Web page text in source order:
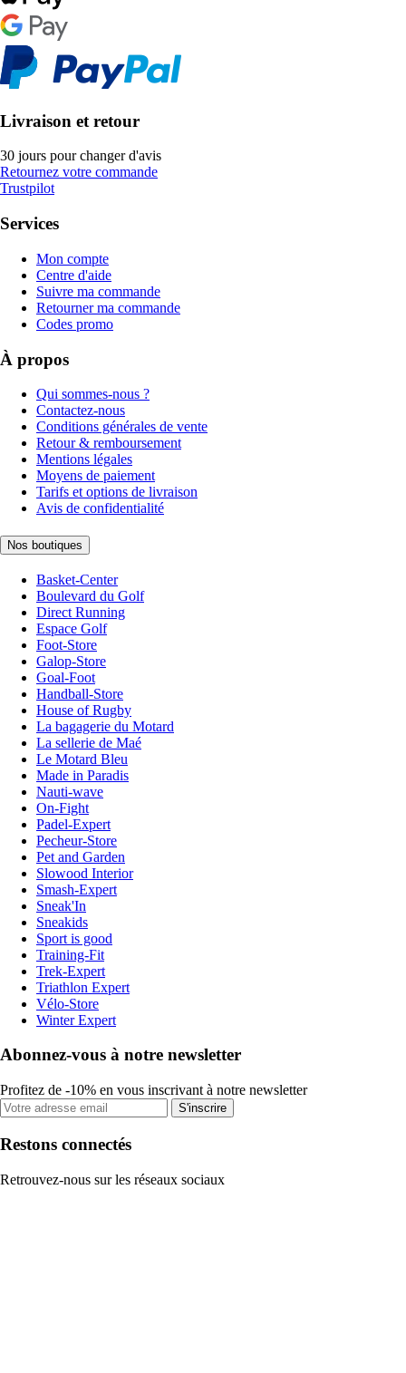
Livraison et retour
30 jours pour changer d'avis
Retournez votre commande
Trustpilot
Services
Mon compte
Centre d'aide
Suivre ma commande
Retourner ma commande
Codes promo
À propos
Qui sommes-nous ?
Contactez-nous
Conditions générales de vente
Retour & remboursement
Mentions légales
Moyens de paiement
Tarifs et options de livraison
Avis de confidentialité
Nos boutiques
Basket-Center
Boulevard du Golf
Direct Running
Espace Golf
Foot-Store
Galop-Store
Goal-Foot
Handball-Store
House of Rugby
La bagagerie du Motard
La sellerie de Maé
Le Motard Bleu
Made in Paradis
Nauti-wave
On-Fight
Padel-Expert
Pecheur-Store
Pet and Garden
Slowood Interior
Smash-Expert
Sneak'In
Sneakids
Sport is good
Training-Fit
Trek-Expert
Triathlon Expert
Vélo-Store
Winter Expert
Abonnez-vous à notre newsletter
Profitez de -10% en vous inscrivant à notre newsletter
S'inscrire
Restons connectés
Retrouvez-nous sur les réseaux sociaux